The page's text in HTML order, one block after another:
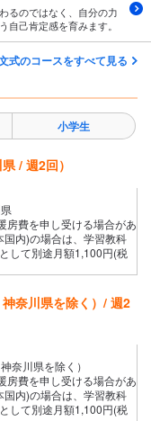
るのではなく、自分の力
己肯定感を育みます。
式のコースをすべて見る
小学生
/ 週2回）
房費を申し受ける場合があ
国内)の場合は、学習教科
して別途月額1,100円(税
奈川県を除く）/ 週2
奈川県を除く）
房費を申し受ける場合があ
国内)の場合は、学習教科
して別途月額1,100円(税